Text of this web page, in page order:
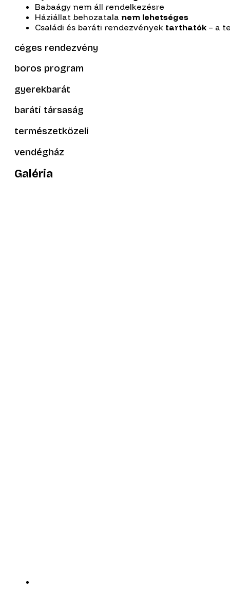
Babaágy nem áll rendelkezésre
Háziállat behozatala nem lehetséges
Családi és baráti rendezvények tarthatók – a
céges rendezvény
boros program
gyerekbarát
baráti társaság
természetközeli
vendégház
Galéria